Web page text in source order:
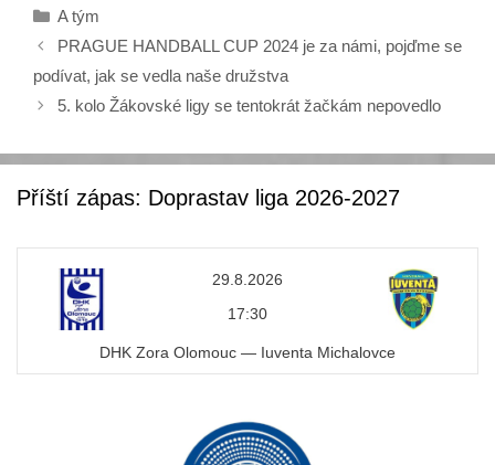
e
b
o
k
er
Rubriky
A tým
PRAGUE HANDBALL CUP 2024 je za námi, pojďme se
podívat, jak se vedla naše družstva
5. kolo Žákovské ligy se tentokrát žačkám nepovedlo
Příští zápas: Doprastav liga 2026-2027
29.8.2026
17:30
DHK Zora Olomouc — Iuventa Michalovce